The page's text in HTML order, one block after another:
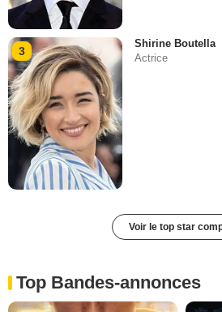
3
Shirine Boutella
Actrice
Voir le top star
Top Bandes-annonces